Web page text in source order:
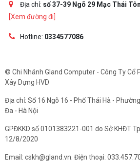
Địa chỉ: số 37-39 Ngõ 29 Mạc Thái
[Xem đường đi]
Hotline: 0334577086
© Chi Nhánh Gland Computer - Công Ty Cổ
Xây Dựng HVD
Địa chỉ: Số 16 Ngõ 16 - Phố Thái Hà -
Đa - Hà Nội
GPĐKKD số 0101383221-001 do Sở KHĐT
12/8/2020
Email: cskh@gland.vn. Điện thoại: